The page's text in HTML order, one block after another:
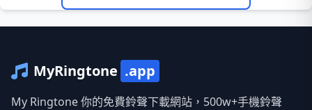
MyRingtone .app
My Ringtone 你的免費鈴聲下載網站，500w+手機鈴聲